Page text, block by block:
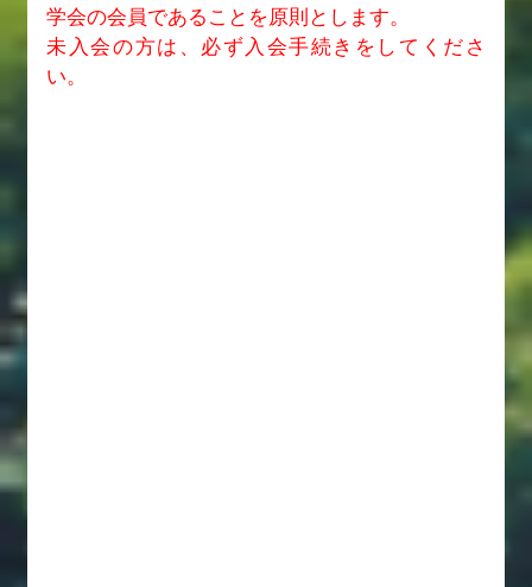
学会の会員であることを原則とします。
未入会の方は、必ず入会手続きをしてくださ
い。